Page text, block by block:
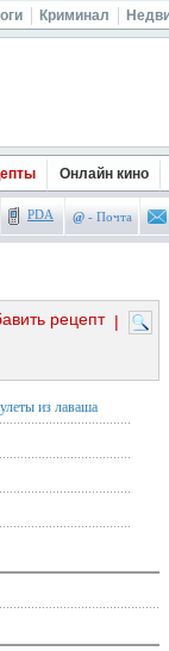
Криминал
Онлайн кино
PDA @ - Почта
|
рецепт
из лаваша